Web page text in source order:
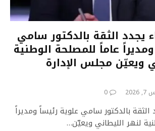
يجدد الثقة بالدكتور سامي
عاماً للمصلحة الوطنية
ويعيّن مجلس الإدارة
0
بالدكتور سامي علوية رئيساً ومديراً
لنهر الليطاني ويعيّن…